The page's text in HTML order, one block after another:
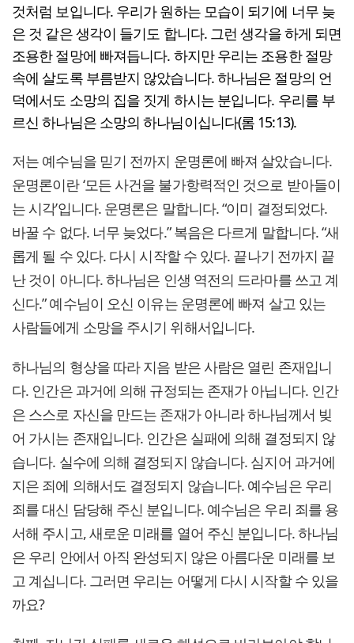
것처럼 보입니다. 우리가 원하는 모습이 되기에 너무 늦
은 것 같은 생각이 들기도 합니다. 그런 생각을 하게 되면
조용한 절망에 빠져듭니다. 하지만 우리는 조용한 절망
속에 살도록 부름받지 않았습니다. 하나님은 절망의 언
덕에서도 소망의 집을 짓게 하시는 분입니다. 우리를 부
르신 하나님은 소망의 하나님이십니다(롬 15:13).
저는 예수님을 믿기 전까지 운명론에 빠져 살았습니다.
운명론이란 ‘모든 사건을 불가항력적인 것으로 받아들이
는 시각’입니다. 운명론은 말합니다. “이미 결정되었다.
바꿀 수 없다. 너무 늦었다.” 복음은 다르게 말합니다. “새
롭게 될 수 있다. 다시 시작할 수 있다. 끝나기 전까지 끝
난 것이 아니다. 하나님은 인생 역전의 드라마를 쓰고 계
신다.” 예수님이 오신 이유는 운명론에 빠져 살고 있는
사람들에게 소망을 주시기 위해서입니다.
하나님의 형상을 따라 지음 받은 사람은 열린 존재입니
다. 인간은 과거에 의해 규정되는 존재가 아닙니다. 인간
은 스스로 자신을 만드는 존재가 아니라 하나님께서 빚
어 가시는 존재입니다. 인간은 실패에 의해 결정되지 않
습니다. 실수에 의해 결정되지 않습니다. 심지어 과거에
지은 죄에 의해서도 결정되지 않습니다. 예수님은 우리
죄를 대신 담당해 주신 분입니다. 예수님은 우리 죄를 용
서해 주시고, 새로운 미래를 열어 주신 분입니다. 하나님
은 우리 안에서 아직 완성되지 않은 아름다운 미래를 보
고 계십니다. 그러면 우리는 어떻게 다시 시작할 수 있을
까요?